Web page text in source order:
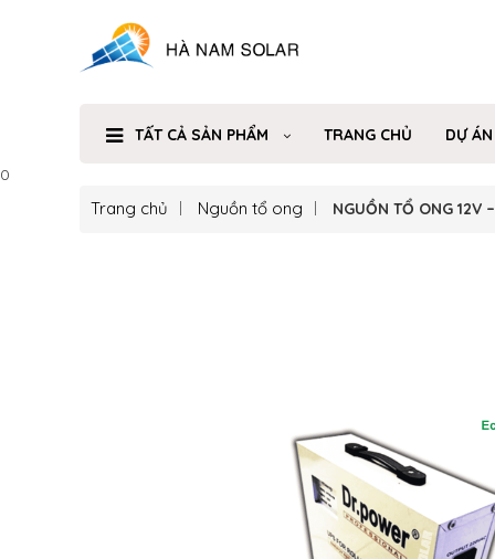
TẤT CẢ SẢN PHẨM TRANG CHỦ
DỰ ÁN
0
Trang chủ Nguồn tổ ong NGUỒN TỔ ONG 12V